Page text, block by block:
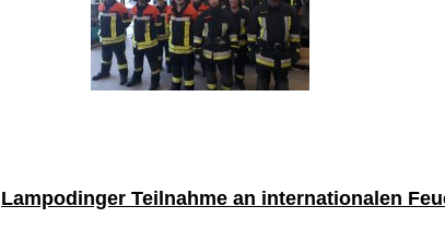
Lampodinger Teilnahme an internationalen